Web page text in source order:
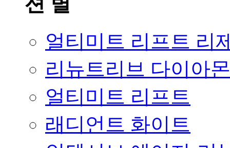
얼티미트 리프트 리
리뉴트리브 다이아
얼티미트 리프트
래디언트 화이트